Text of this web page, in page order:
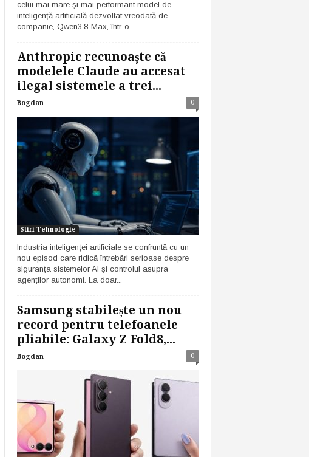
celui mai mare și mai performant model de
inteligență artificială dezvoltat vreodată de
companie, Qwen3.8-Max, într-o...
Anthropic recunoaște că
modelele Claude au accesat
ilegal sistemele a trei...
Bogdan 0
Stiri Tehnologie
Industria inteligenței artificiale se confruntă cu un
nou episod care ridică întrebări serioase despre
siguranța sistemelor AI și controlul asupra
agenților autonomi. La doar...
Samsung stabilește un nou
record pentru telefoanele
pliabile: Galaxy Z Fold8,...
Bogdan 0